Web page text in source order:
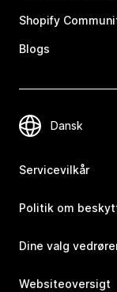
Shopify
Blogs
Servicevilkår
Politik om
Dine valg
Websiteoversigt